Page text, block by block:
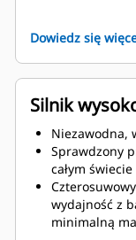
Dowiedz się
Silnik
Niezawodna,
Sprawdzony
całym świecie
wydajność z
minimalną